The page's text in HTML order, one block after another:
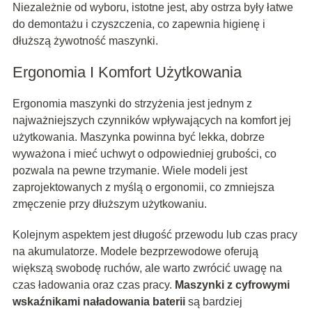
Niezależnie od wyboru, istotne jest, aby ostrza były łatwe
do demontażu i czyszczenia, co zapewnia higienę i
dłuższą żywotność maszynki.
Ergonomia I Komfort Użytkowania
Ergonomia maszynki do strzyżenia jest jednym z
najważniejszych czynników wpływających na komfort jej
użytkowania. Maszynka powinna być lekka, dobrze
wyważona i mieć uchwyt o odpowiedniej grubości, co
pozwala na pewne trzymanie. Wiele modeli jest
zaprojektowanych z myślą o ergonomii, co zmniejsza
zmęczenie przy dłuższym użytkowaniu.
Kolejnym aspektem jest długość przewodu lub czas pracy
na akumulatorze. Modele bezprzewodowe oferują
większą swobodę ruchów, ale warto zwrócić uwagę na
czas ładowania oraz czas pracy. Maszynki z cyfrowymi
wskaźnikami naładowania bateriisą bardziej